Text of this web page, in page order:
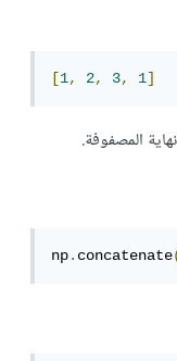
[1, 2, 3, 1]
المصفوفة.
np.concatenate